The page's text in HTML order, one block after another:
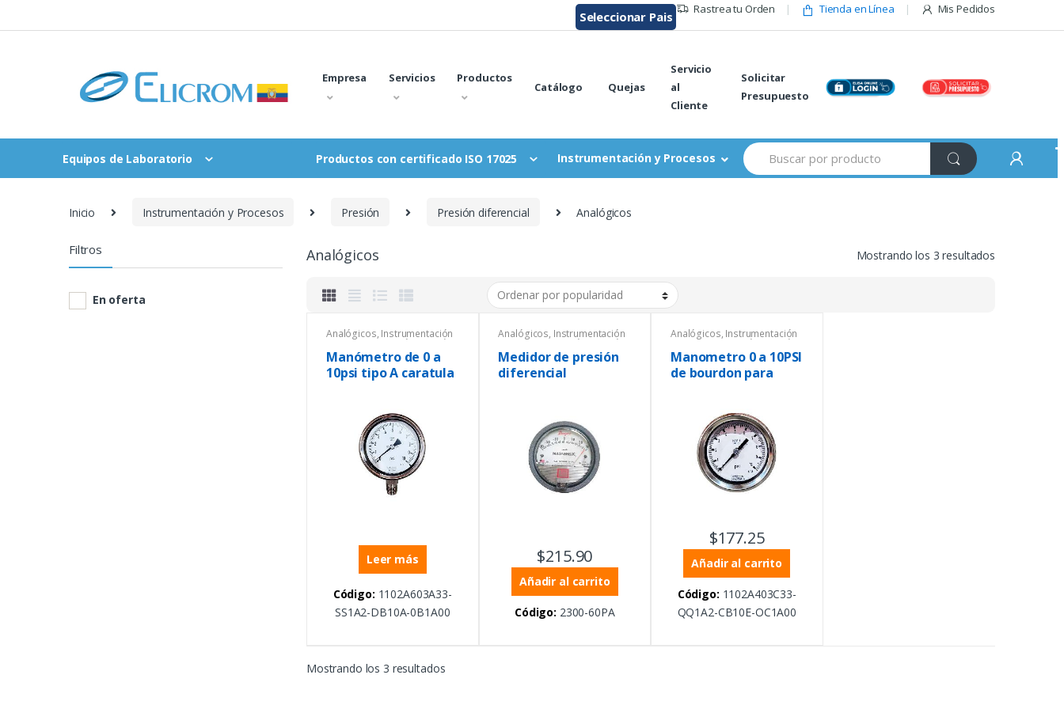
al
Rastrea tu Orden Tienda en Línea Mis Pedidos
Seleccionar Pais
Empresa Servicios Productos
Catálogo Quejas
Servicio
al
Cliente
Solicitar
Presupuesto
Equipos de Laboratorio Productos con certificado ISO 17025 Instrumentación y Procesos
Buscar:
Inicio Instrumentación y Procesos Presión Presión diferencial Analógicos
Analógicos Mostrando los 3 resultados
Analógicos, Instrumentación
y Procesos , Presión Presión
diferencial
Manómetro de 0 a
10psi tipo A caratula
Leer más
Código: 1102A603A33-
SS1A2-DB10A-0B1A00
Analógicos, Instrumentación
y Procesos , Presión Presión
diferencial
Medidor de presión
diferencial
$215.90
Añadir al carrito
Código: 2300-60PA
Analógicos, Instrumentación
y Procesos , Presión Presión
diferencial
Manometro 0 a 10PSI
de bourdon para
$177.25
Añadir al carrito
Código: 1102A403C33-
QQ1A2-CB10E-OC1A00
Mostrando los 3 resultados
Filtros
En oferta